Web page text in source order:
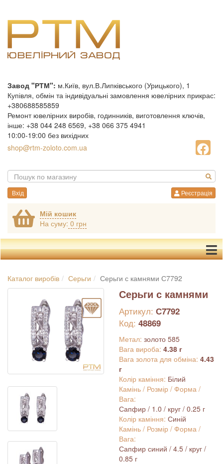
Завод "РТМ": м.Київ, вул.В.Липківського (Урицького), 1
Купівля, обмін та індивідуальні замовлення ювелірних прикрас:
+380688585859
Ремонт ювелірних виробів, годинників, виготовлення ключів,
інше: +38 044 248 6569, +38 066 375 4941
10:00-19:00 без вихідних
shop@rtm-zoloto.com.ua
Вхід Реєстрація
Мій кошик
На суму: 0 грн
Каталог виробів Серьги Серьги с камнями С7792
Серьги с камнями
Артикул: С7792
Код: 48869
Метал: золото 585
Вага вироба: 4.38 г
Вага золота для обміна: 4.43
г
Колір каміння: Білий
Камінь / Розмір / Форма /
Вага:
Сапфир / 1.0 / круг / 0.25 г
Колір каміння: Синій
Камінь / Розмір / Форма /
Вага:
Сапфир синий / 4.5 / круг /
0.85 г